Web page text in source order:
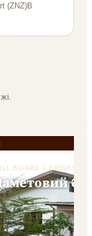
(ZNZ)B
BOARD + DRINKS